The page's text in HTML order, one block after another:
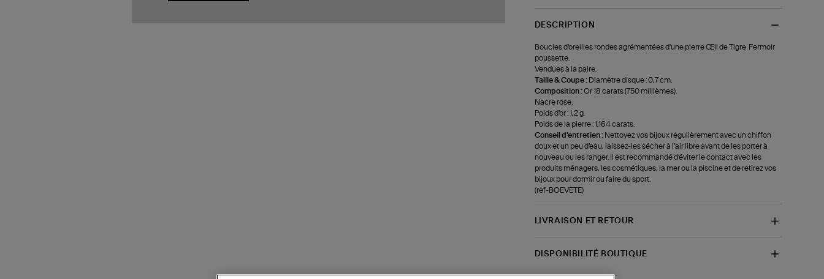
DESCRIPTION
Boucles d'oreilles rondes agrémentées d'une pierre Œil de Tigre. Fermoir
poussette.
Vendues à la paire.
Taille & Coupe : Diamètre disque : 0,7 cm.
Composition :Or 18 carats (750 millièmes).
Nacre rose.
Poids d'or : 1,2 g.
Poids de la pierre : 1,164 carats.
Conseil d'entretien : Nettoyez vos bijoux régulièrement avec un chiffon
doux et un peu d'eau, laissez-les sécher à l'air libre avant de les porter à
nouveau ou les ranger. Il est recommandé d'éviter le contact avec les
produits ménagers, les cosmétiques, la mer ou la piscine et de retirez vos
bijoux pour dormir ou faire du sport.
(ref-BOEVETE)
LIVRAISON ET RETOUR
DISPONIBILITÉ BOUTIQUE